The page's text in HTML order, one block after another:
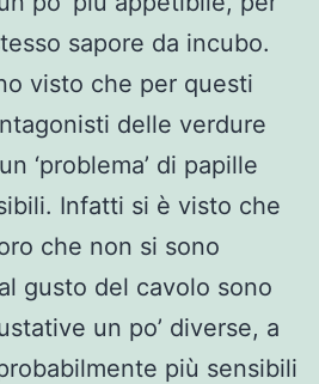
sapore da incubo.
visto che per questi
delle verdure
‘problema’ di papille
Infatti si è visto che
che non si sono
gusto del cavolo sono
un po’ diverse, a
più sensibili